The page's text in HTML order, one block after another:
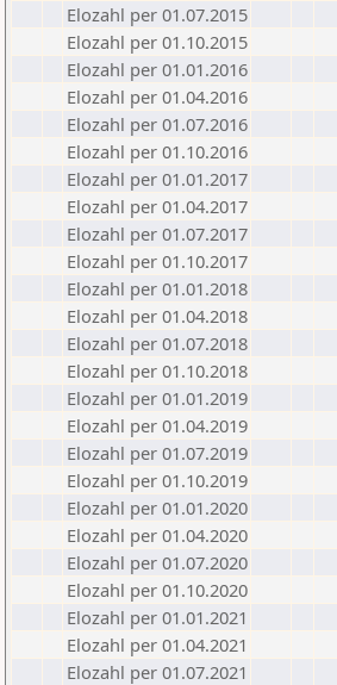
Elozahl per 01.07.2015
Elozahl per 01.10.2015
Elozahl per 01.01.2016
Elozahl per 01.04.2016
Elozahl per 01.07.2016
Elozahl per 01.10.2016
Elozahl per 01.01.2017
Elozahl per 01.04.2017
Elozahl per 01.07.2017
Elozahl per 01.10.2017
Elozahl per 01.01.2018
Elozahl per 01.04.2018
Elozahl per 01.07.2018
Elozahl per 01.10.2018
Elozahl per 01.01.2019
Elozahl per 01.04.2019
Elozahl per 01.07.2019
Elozahl per 01.10.2019
Elozahl per 01.01.2020
Elozahl per 01.04.2020
Elozahl per 01.07.2020
Elozahl per 01.10.2020
Elozahl per 01.01.2021
Elozahl per 01.04.2021
Elozahl per 01.07.2021